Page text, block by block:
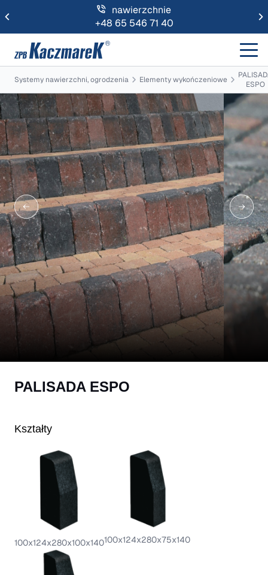
nawierzchnie
+48 65 546 71 40
Systemy nawierzchni, ogrodzenia Elementy wykończeniowe
ESPO
PALISADA ESPO
Kształty
100x124x280x100x140100x124x280x75x140